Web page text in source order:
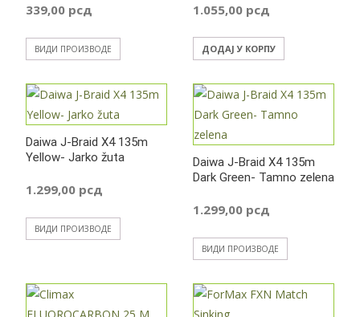
559,00
339,00 рсд
ВИДИ ПРОИЗВОДЕ
1.055,00 рсд
ДОДАЈ У КОРПУ
Daiwa J-Braid X4 135m
Yellow- Jarko žuta
1.299,00 рсд
ВИДИ ПРОИЗВОДЕ
Daiwa J-Braid X4 135m
Dark Green- Tamno zelena
1.299,00 рсд
ВИДИ ПРОИЗВОДЕ